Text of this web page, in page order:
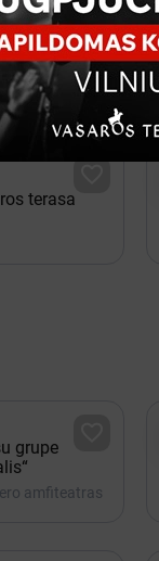

terasa
grupe
amfiteatras